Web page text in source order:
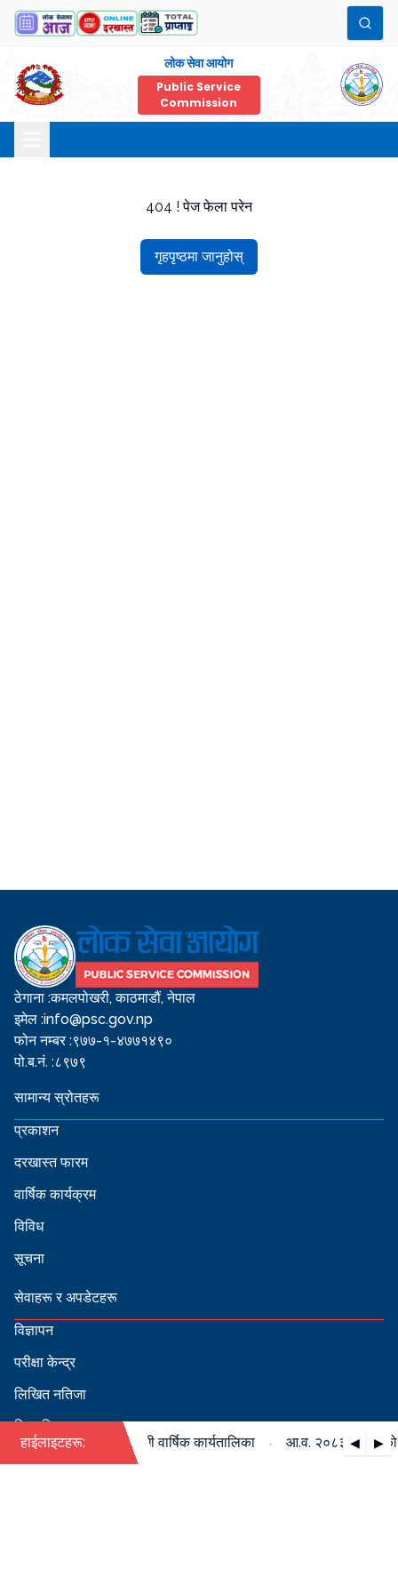
लोक सेवा आयोग
Public Service
Commission
404 ! पेज फेला परेन
गृहपृष्ठमा जानुहोस्
ठेगाना :कमलपोखरी, काठमाडौं, नेपाल
इमेल :info@psc.gov.np
फोन नम्बर :९७७-१-४७७१४९०
पो.ब.नं. :८९७९
सामान्य स्रोतहरू
प्रकाशन
दरखास्त फारम
वार्षिक कार्यक्रम
विविध
सूचना
सेवाहरू र अपडेटहरू
विज्ञापन
परीक्षा केन्द्र
लिखित नतिजा
सिफारिस
हाईलाइटहरू: ◀ ▶
०८४ को पदपूर्ति सम्बन्धी वार्षिक कार्यतालिका आ.व. २०८३/०८४ को